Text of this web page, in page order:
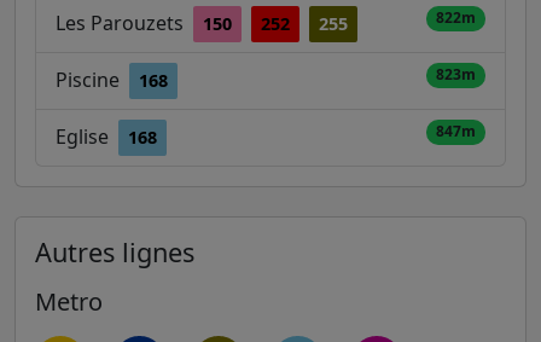
Les Parouzets 150 252 255 822m
Piscine 168 823m
Eglise 168 847m
Autres lignes
Metro